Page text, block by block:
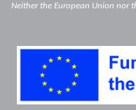
Neither the European Union nor